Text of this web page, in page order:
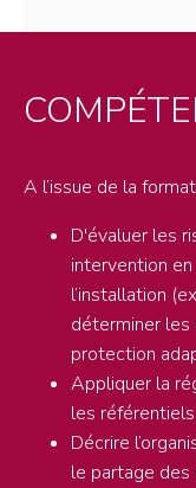
A l’issue de la
D'évaluer les
intervention
l’installation
déterminer
protection
Appliquer la
les
Décrire
le partage des